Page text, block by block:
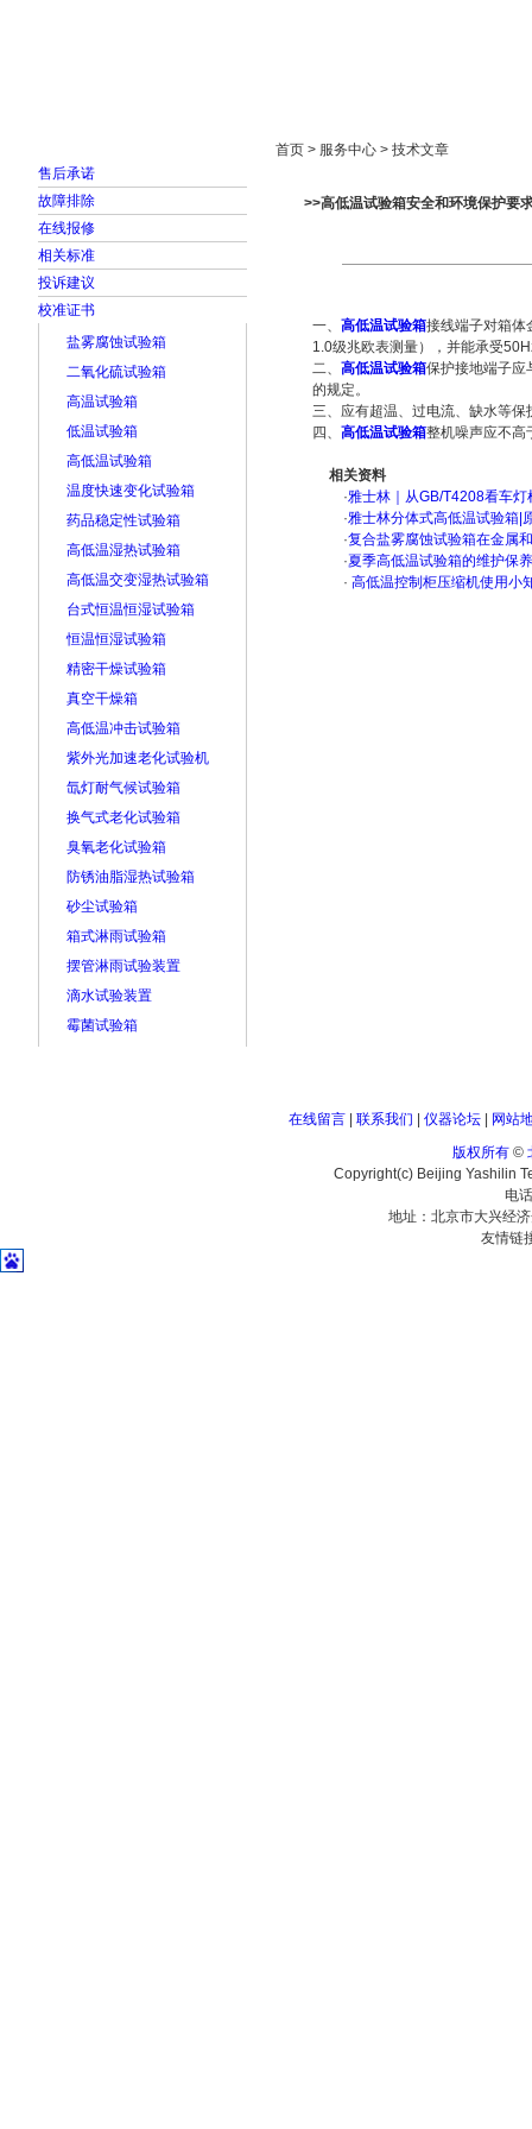
售后承诺
故障排除
在线报修
相关标准
投诉建议
校准证书
盐雾腐蚀试验箱
二氧化硫试验箱
高温试验箱
低温试验箱
高低温试验箱
温度快速变化试验箱
药品稳定性试验箱
高低温湿热试验箱
高低温交变湿热试验箱
台式恒温恒湿试验箱
恒温恒湿试验箱
精密干燥试验箱
真空干燥箱
高低温冲击试验箱
紫外光加速老化试验机
氙灯耐气候试验箱
换气式老化试验箱
臭氧老化试验箱
防锈油脂湿热试验箱
砂尘试验箱
箱式淋雨试验箱
摆管淋雨试验装置
滴水试验装置
霉菌试验箱
首页 > 服务中心 > 技术文章
>>高低温试验箱安全和环境保护要
一、 高低温试验箱接线端子对箱体
1.0级兆欧表测量），并能承受
二、 高低温试验箱保护接地端子应
的规定。
三、应有超温、过电流、缺水等保
四、 高低温试验箱整机噪声应不高
相关资料
·雅士林｜从GB/T4208看车
·雅士林分体式高低温试验箱|
·复合盐雾腐蚀试验箱在金属
·夏季高低温试验箱的维护保
· 高低温控制柜压缩机使用小
在线留言| 联系我们 仪器论坛|
网站
版权所有©
Copyright(c) Beijing Yashilin
电
地址：北京市大兴经
友情链